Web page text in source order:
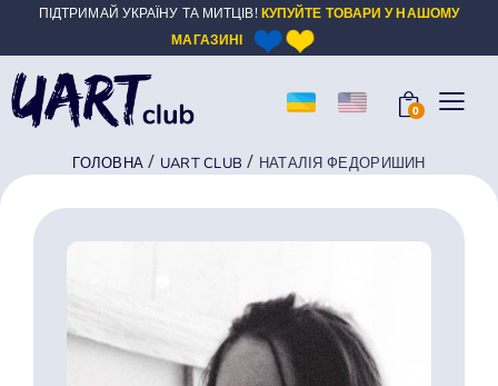
ПІДТРИМАЙ УКРАЇНУ ТА МИТЦІВ!КУПУЙТЕ ТОВАРИ У НАШОМУ
МАГАЗИНІ
0
ГОЛОВНА / UART CLUB / НАТАЛІЯ ФЕДОРИШИН